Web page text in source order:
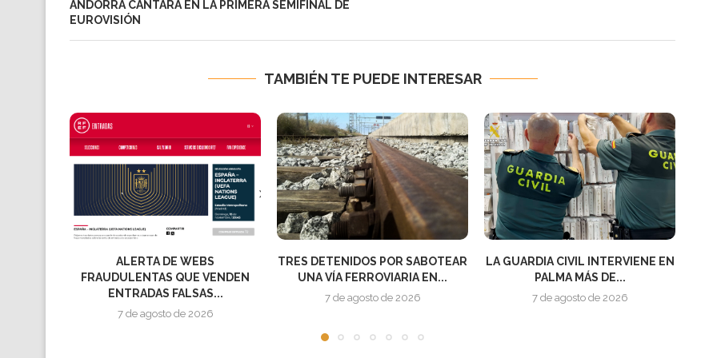
ANDORRA CANTARÁ EN LA PRIMERA SEMIFINAL DE
EUROVISIÓN
TAMBIÉN TE PUEDE INTERESAR
TRES DETENIDOS POR SABOTEAR
UNA VÍA FERROVIARIA EN...
7 de agosto de 2026
LA GUARDIA CIVIL INTERVIENE EN
PALMA MÁS DE...
7 de agosto de 2026
DESARTICULADA
MAYORES
CRIMINALES